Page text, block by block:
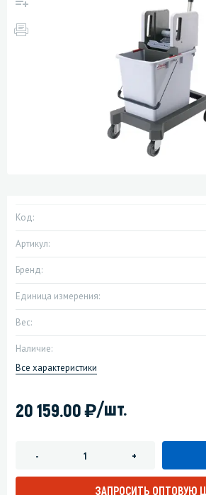
Код:
Артикул:
Бренд:
Единица измерения:
Вес:
Наличие:
Все характеристики
20 159.00)/шт.
- +
ЗАПРОСИТЬ ОПТОВУЮ